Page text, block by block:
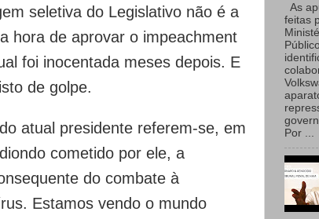
seletiva do Legislativo não é a
hora de aprovar o impeachment
foi inocentada meses depois. E
de golpe.
atual presidente referem-se, em
cometido por ele, a
do combate à
Estamos vendo o mundo
As
feitas
Por ...